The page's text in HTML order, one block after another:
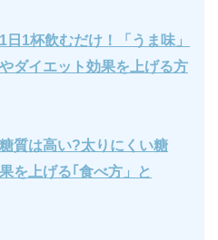
日1杯飲むだけ！「うま味」
ダイエット効果を上げる方
質は高い?太りにくい糖
を上げる｢食べ方」と